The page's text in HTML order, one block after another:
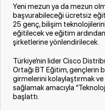
Yeni mezun ya da mezun
başvurabileceği ücretsiz
25 genç, bilişim
eğitilecek ve eğitim
şirketlerine yönlendirilecek.
Türkiye’nin lider Cisco
Ortağı BT Eğitim, gençlerin
girmelerini kolaylaştırmak ve
sağlamak amacıyla
başlattı.